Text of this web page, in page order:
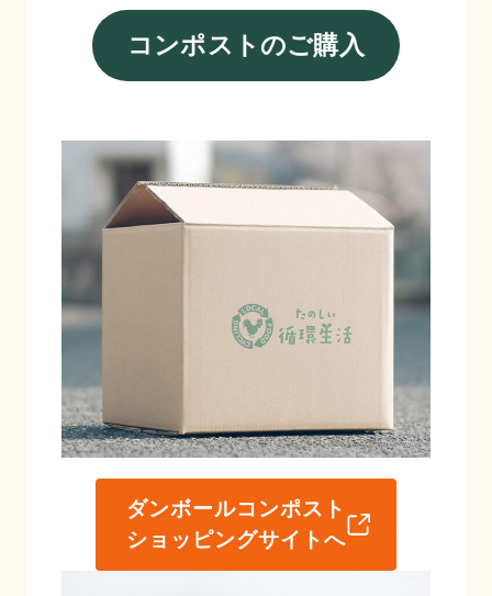
コンポストのご購入
ダンボールコンポスト
ショッピングサイトへ